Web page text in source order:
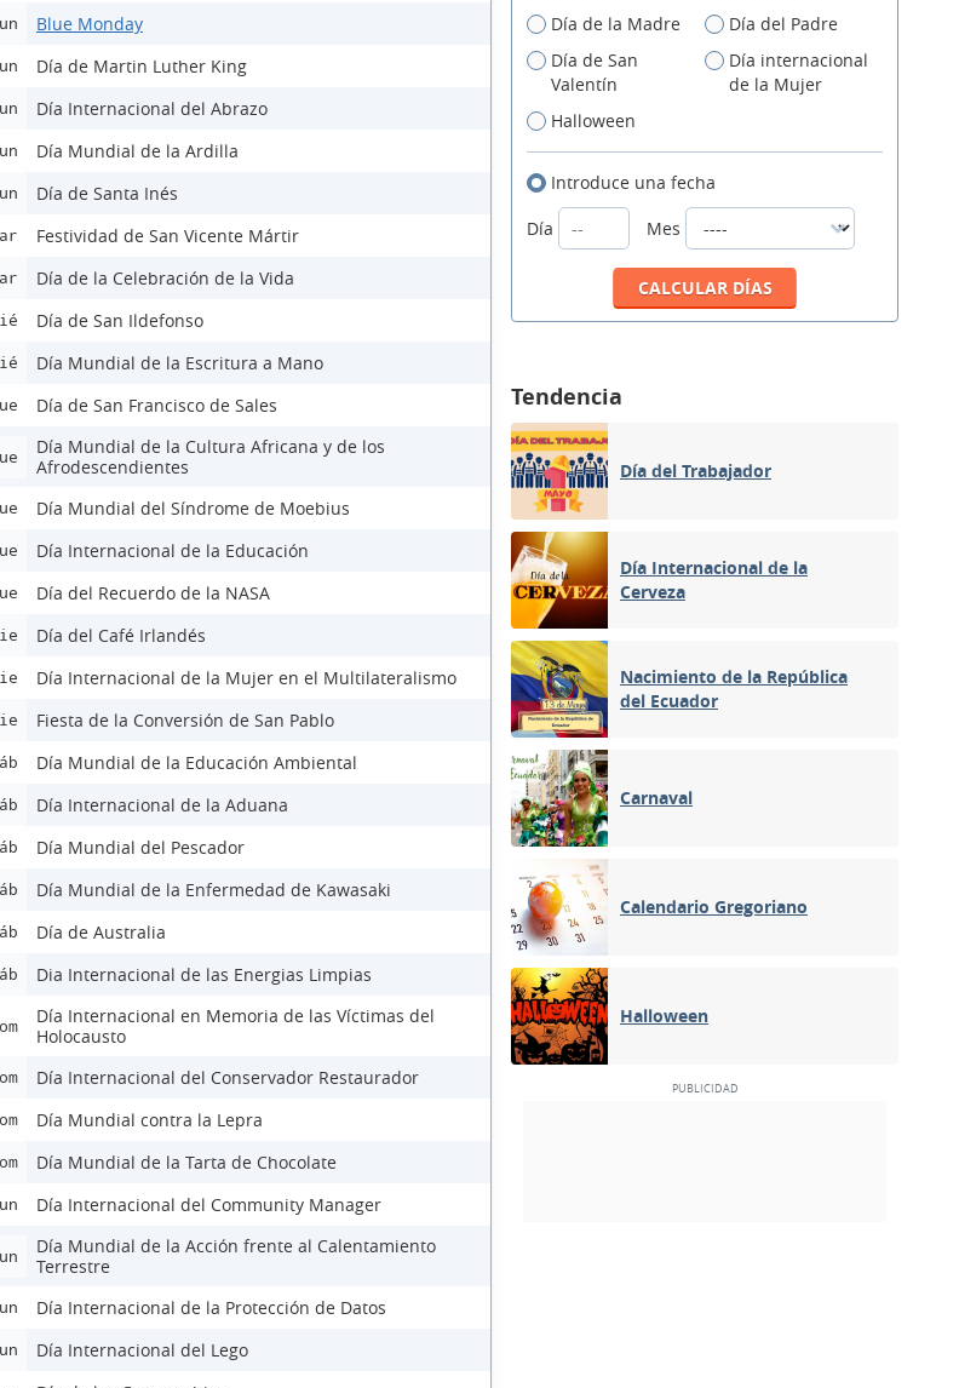
Blue Monday
Día de Martin Luther King
Día Internacional del Abrazo
Día Mundial de la Ardilla
Día de Santa Inés
Festividad de San Vicente Mártir
Día de la Celebración de la Vida
Día de San Ildefonso
Día Mundial de la Escritura a Mano
Día de San Francisco de Sales
Día Mundial de la Cultura Africana y de los
Afrodescendientes
Día Mundial del Síndrome de Moebius
Día Internacional de la Educación
Día del Recuerdo de la NASA
Día del Café Irlandés
Día Internacional de la Mujer en el Multilateralismo
Fiesta de la Conversión de San Pablo
Día Mundial de la Educación Ambiental
Día Internacional de la Aduana
Día Mundial del Pescador
Día Mundial de la Enfermedad de Kawasaki
Día de Australia
Dia Internacional de las Energias Limpias
Día Internacional en Memoria de las Víctimas del
Holocausto
Día Internacional del Conservador Restaurador
Día Mundial contra la Lepra
Día Mundial de la Tarta de Chocolate
Día Internacional del Community Manager
Día Mundial de la Acción frente al Calentamiento
Terrestre
Día Internacional de la Protección de Datos
Día Internacional del Lego
Día de la Madre
Día del Padre
Día de San
Valentín
Día internacional
de la Mujer
Halloween
Introduce una fecha
Día
Mes
Tendencia
Día del Trabajador
Día Internacional de la
Cerveza
Nacimiento de la República
del Ecuador
Carnaval
Calendario Gregoriano
Halloween